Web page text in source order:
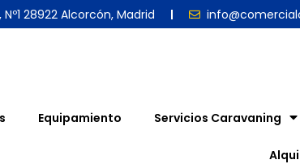
28922 Alcorcón, Madrid
Equipamiento Servicios Caravaning